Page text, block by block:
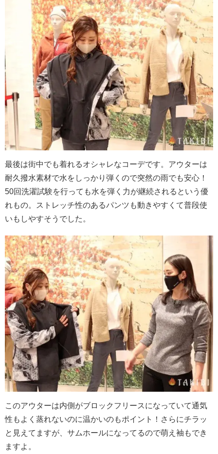
最後は街中でも着れるオシャレなコーデです。アウターは
耐久撥水素材で水をしっかり弾くので突然の雨でも安心！
50回洗濯試験を行っても水を弾く力が継続されるという優
れもの。ストレッチ性のあるパンツも動きやすくて普段使
いもしやすそうでした。
このアウターは内側がブロックフリースになっていて通気
性もよく蒸れないのに温かいのもポイント！さらにチラッ
と見えてますが、サムホールになってるので萌え袖もでき
ますよ。